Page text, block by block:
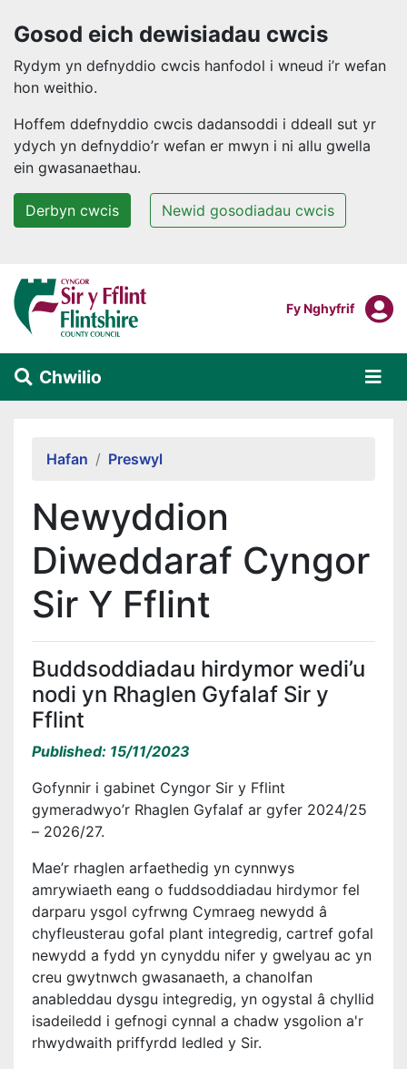
Gosod eich dewisiadau cwcis
Rydym yn defnyddio cwcis hanfodol i wneud i’r wefan
hon weithio.
Hoffem ddefnyddio cwcis dadansoddi i ddeall sut yr
ydych yn defnyddio’r wefan er mwyn i ni allu gwella
ein gwasanaethau.
Derbyn cwcis Newid gosodiadau cwcis
Neidio i'r prif gynnwys
Mewngofnodi I
Fy Nghyfrif
Chwilio
Hafan Preswyl
Newyddion
Diweddaraf Cyngor
Sir Y Fflint
Buddsoddiadau hirdymor wedi’u
nodi yn Rhaglen Gyfalaf Sir y
Fflint
Published: 15/11/2023
Gofynnir i gabinet Cyngor Sir y Fflint
gymeradwyo’r Rhaglen Gyfalaf ar gyfer 2024/25
– 2026/27.
Mae’r rhaglen arfaethedig yn cynnwys
amrywiaeth eang o fuddsoddiadau hirdymor fel
darparu ysgol cyfrwng Cymraeg newydd â
chyfleusterau gofal plant integredig, cartref gofal
newydd a fydd yn cynyddu nifer y gwelyau ac yn
creu gwytnwch gwasanaeth, a chanolfan
anableddau dysgu integredig, yn ogystal â chyllid
isadeiledd i gefnogi cynnal a chadw ysgolion a'r
rhwydwaith priffyrdd ledled y Sir.